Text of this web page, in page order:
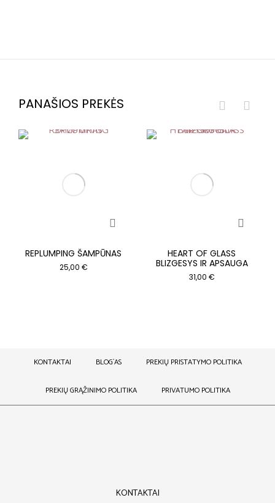
PANAŠIOS PREKĖS
REPLUMPING ŠAMPŪNAS
25,00 €
HEART OF GLASS
BLIZGESYS IR APSAUGA
31,00 €
KONTAKTAI BLOG`AS PREKIŲ PRISTATYMO POLITIKA
PREKIŲ GRĄŽINIMO POLITIKA PRIVATUMO POLITIKA
KONTAKTAI